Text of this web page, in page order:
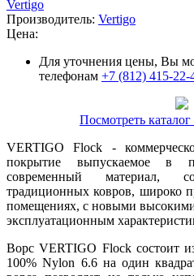
Vertigo
Производитель: Vertigo
Цена:
Для уточнения цены, Вы
телефонам +7 (812) 415-22-
Посмотреть
VERTIGO Flock -
покрытие выпускаемое в
современный материал,
традиционных ковров, широко
помещениях, с новыми
эксплуатационным
Ворс VERTIGO Flock состоит
100% Nylon 6.6 на один